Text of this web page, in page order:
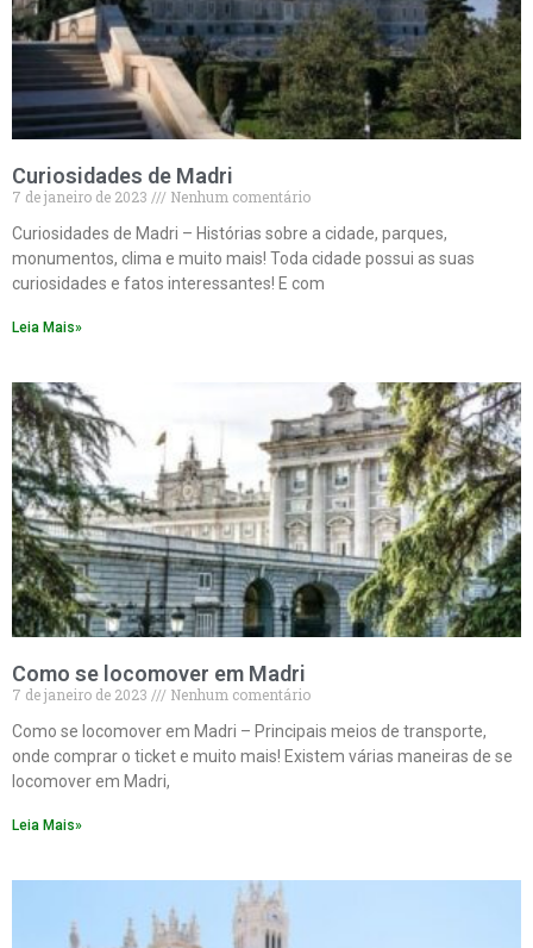
Curiosidades de Madri
7 de janeiro de 2023
Nenhum comentário
Curiosidades de Madri – Histórias sobre a cidade, parques,
monumentos, clima e muito mais! Toda cidade possui as suas
curiosidades e fatos interessantes! E com
Leia Mais»
Como se locomover em Madri
7 de janeiro de 2023
Nenhum comentário
Como se locomover em Madri – Principais meios de transporte,
onde comprar o ticket e muito mais! Existem várias maneiras de se
locomover em Madri,
Leia Mais»